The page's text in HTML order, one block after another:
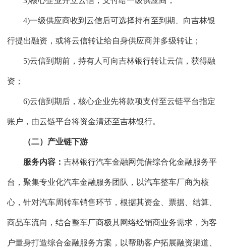
4)一级供应商收到云信后可选择持有至到期、向吉林银
行提出融资，或将云信转让给自身供应商并多级转让；
5)云信到期前，持有人可向吉林银行转让云信，获得融
资；
6)云信到期后，核心企业先将款项支付至云链平台指定
账户，由云链平台将资金清还至吉林银行。
（二）产业链下游
服务内容：吉林银行汽车金融网凭借综合化金融服务平
台，聚集专业化汽车金融服务团队，以汽车整车厂商为核
心，针对汽车周转车销售环节，根据其资金、票据、结算、
商品车流向，结合整车厂商极其网络经销商业务需求，为客
户量身打造综合金融服务方案，以帮助客户拓展融资渠道、